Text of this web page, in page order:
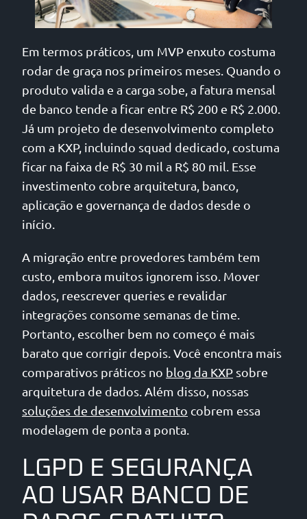
Em termos práticos, um MVP enxuto costuma
rodar de graça nos primeiros meses. Quando o
produto valida e a carga sobe, a fatura mensal
de banco tende a ficar entre R$ 200 e R$ 2.000.
Já um projeto de desenvolvimento completo
com a KXP, incluindo squad dedicado, costuma
ficar na faixa de R$ 30 mil a R$ 80 mil. Esse
investimento cobre arquitetura, banco,
aplicação e governança de dados desde o
início.
A migração entre provedores também tem
custo, embora muitos ignorem isso. Mover
dados, reescrever queries e revalidar
integrações consome semanas de time.
Portanto, escolher bem no começo é mais
barato que corrigir depois. Você encontra mais
comparativos práticos no blog da KXP sobre
arquitetura de dados. Além disso, nossas
soluções de desenvolvimento cobrem essa
modelagem de ponta a ponta.
LGPD E SEGURANÇA
AO USAR BANCO DE